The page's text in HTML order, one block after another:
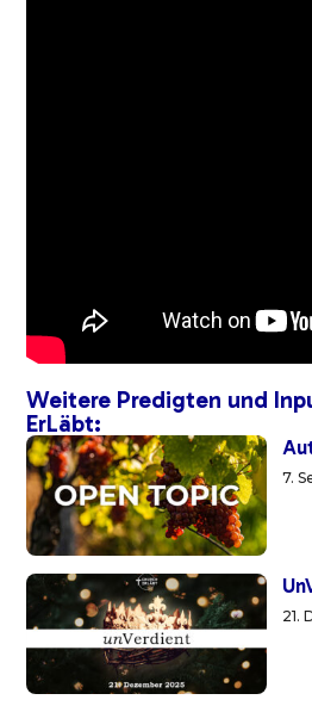
Weitere Predigten und
ErLäbt:
7.
21.